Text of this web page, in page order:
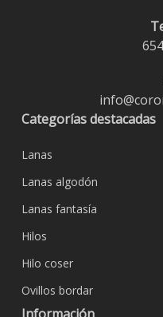
Categorías destacadas
Lanas
Lanas algodón
Lanas fantasía
Hilos
Hilo coser
Ovillos bordar